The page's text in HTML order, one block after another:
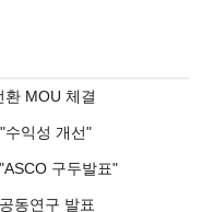
MOU 체결
수익성 개선"
구두발표"
동연구 발표